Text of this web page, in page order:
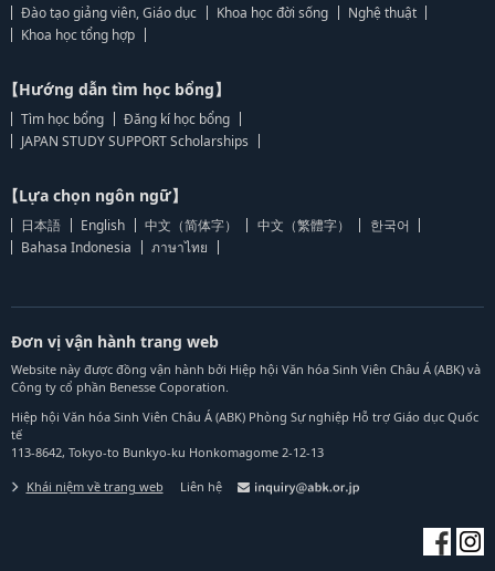
Đào tạo giảng viên, Giáo dục
Khoa học đời sống
Nghệ thuật
Khoa học tổng hợp
【Hướng dẫn tìm học bổng】
Tìm học bổng
Đăng kí học bổng
JAPAN STUDY SUPPORT Scholarships
【Lựa chọn ngôn ngữ】
日本語 English 中文（简体字） 中文（繁體字）
한국어
Bahasa Indonesia
ภาษาไทย
Đơn vị vận hành trang web
Website này được đồng vận hành bởi Hiệp hội Văn hóa Sinh Viên Châu Á (ABK) và
Công ty cổ phần Benesse Coporation.
Hiệp hội Văn hóa Sinh Viên Châu Á (ABK) Phòng Sự nghiệp Hỗ trợ Giáo dục Quốc
tế
113-8642, Tokyo-to Bunkyo-ku Honkomagome 2-12-13
Khái niệm về trang web Liên hệ